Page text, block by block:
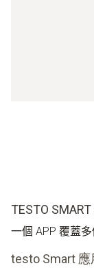
TESTO SMART
一個 APP 覆蓋多
testo Smart